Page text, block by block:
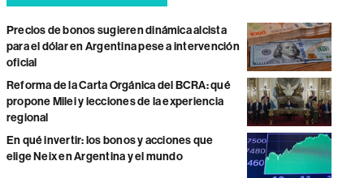
Precios de bonos sugieren dinámica alcista
para el dólar en Argentina pese a intervención
oficial
Reforma de la Carta Orgánica del BCRA: qué
propone Milei y lecciones de la experiencia
regional
En qué invertir: los bonos y acciones que
elige Neix en Argentina y el mundo